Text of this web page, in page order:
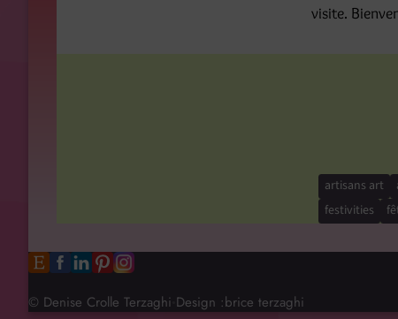
visite.
artisans art
festivities
© Denise Crolle Terzaghi Design :brice terzaghi